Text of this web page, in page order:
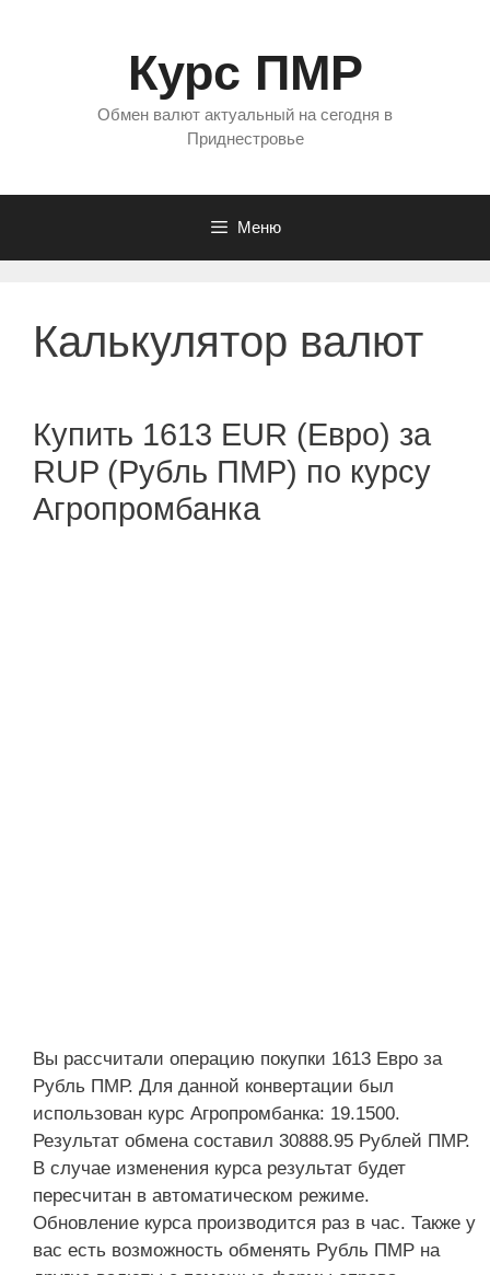
Курс ПМР
Обмен валют актуальный на сегодня в
Приднестровье
Меню
Калькулятор валют
Купить 1613 EUR (Евро) за
RUP (Рубль ПМР) по курсу
Агропромбанка
Вы рассчитали операцию покупки 1613 Евро за
Рубль ПМР. Для данной конвертации был
использован курс Агропромбанка: 19.1500.
Результат обмена составил 30888.95 Рублей ПМР.
В случае изменения курса результат будет
пересчитан в автоматическом режиме.
Обновление курса производится раз в час. Также у
вас есть возможность обменять Рубль ПМР на